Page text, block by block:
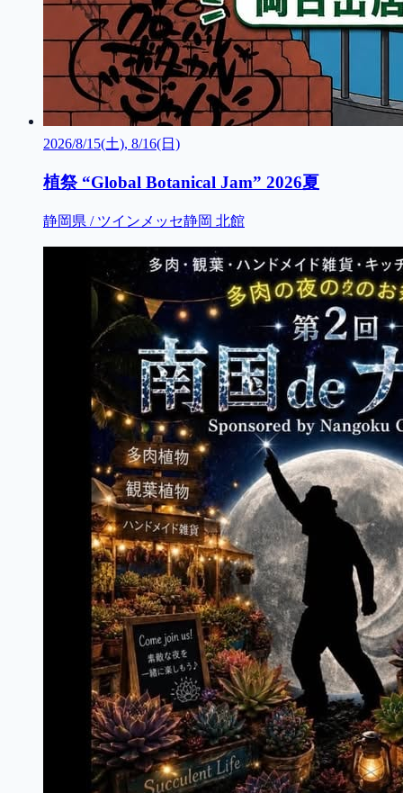
2026/8/15(土), 8/16(日)
植祭 “Global Botanical Jam” 2026夏
静岡県 / ツインメッセ静岡 北館